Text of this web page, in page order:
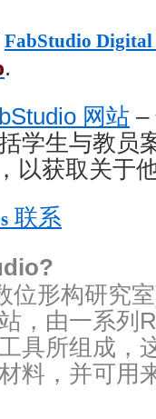
FabStudio Digital
.
网站 –
学生与教员
以获取关于
联系
位形构研究
，由一系列
具所组成，
料，并可用